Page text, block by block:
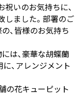
いのお気持ちに、
しました。部署のご
、皆様のお気持ち
は、豪華な胡蝶蘭
、アレンジメント
の花キューピット